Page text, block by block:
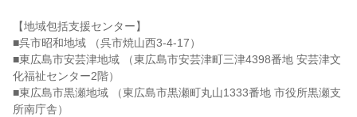
【地域包括支援センター】
■呉市昭和地域 （呉市焼山西3-4-17）
■東広島市安芸津地域 （東広島市安芸津町三津4398番地 安芸津文
化福祉センター2階）
■東広島市黒瀬地域 （東広島市黒瀬町丸山1333番地 市役所黒瀬支
所南庁舎）